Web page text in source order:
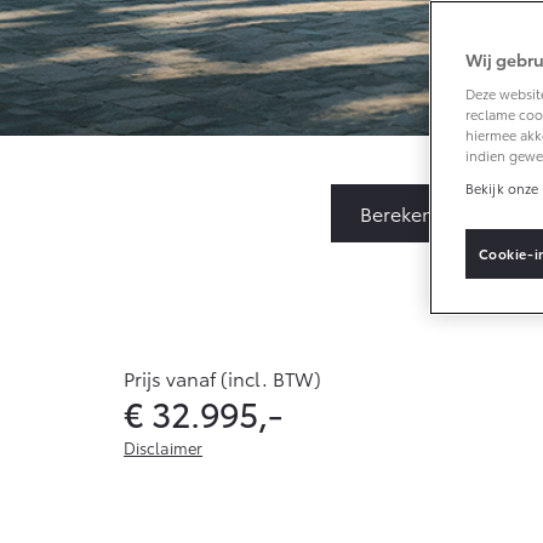
Vanaf € 33.495,-
Toyota C-HR+
BATTERIJ-
Vanaf € 37.995,-
Bereken Private
Prijs vanaf (incl. BTW)
€ 32.995,-
Disclaimer
Wij
Deze
reclame
hiermee
indien
Bekijk onze
Cookie-